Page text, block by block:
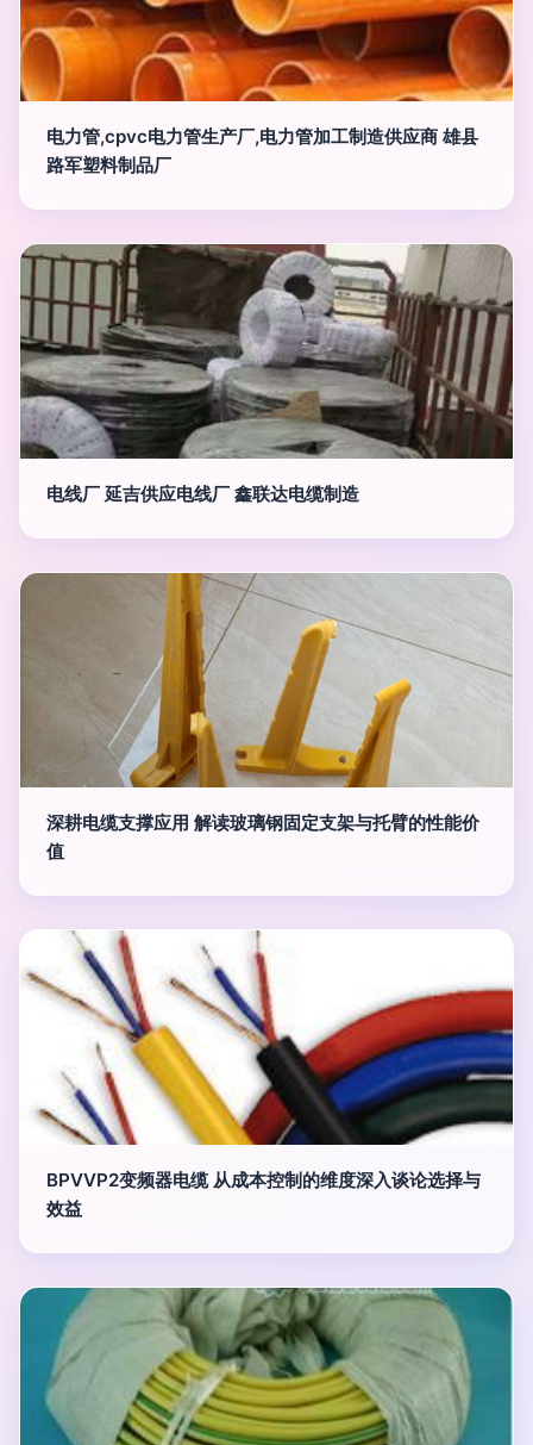
电力管,cpvc电力管生产厂,电力管加工制造供应商 雄县
路军塑料制品厂
电线厂 延吉供应电线厂 鑫联达电缆制造
深耕电缆支撑应用 解读玻璃钢固定支架与托臂的性能价
值
BPVVP2变频器电缆 从成本控制的维度深入谈论选择与
效益